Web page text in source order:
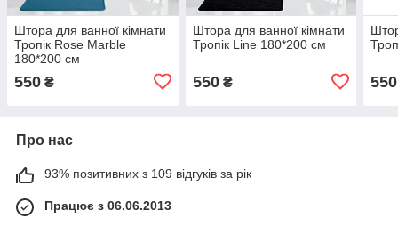
Штора для ванної кімнати
Тропік Rose Marble
180*200 см
550 ₴
Штора для ванної кімнати
Тропік Line 180*200 см
550₴ 550
Про нас
93% позитивних з 109 відгуків за рік
Працює з 06.06.2013